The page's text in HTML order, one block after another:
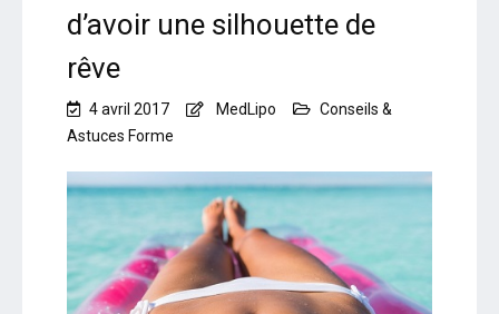
d’avoir une silhouette de
rêve
4 avril 2017 MedLipo
Conseils &
Astuces Forme